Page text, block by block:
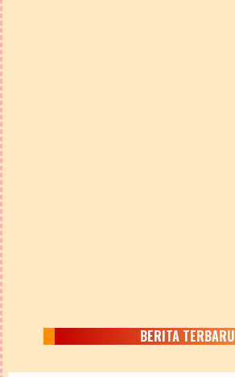
BERITA TERBARU